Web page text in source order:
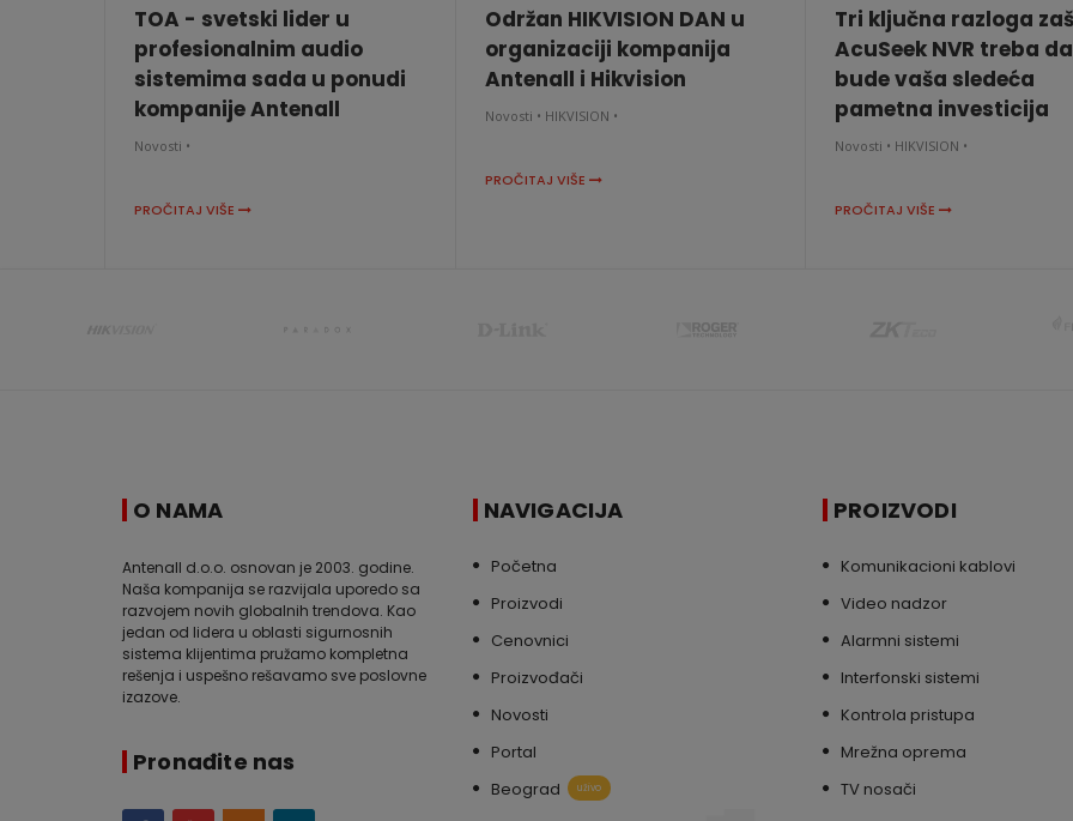
TOA - svetski lider u
profesionalnim audio
sistemima sada u ponudi
kompanije Antenall
Novosti •
PROČITAJ VIŠE
Održan HIKVISION DAN u
organizaciji kompanija
Antenall i Hikvision
Novosti • HIKVISION •
PROČITAJ VIŠE
Tri ključna razloga
AcuSeek NVR treba da
bude vaša sledeća
pametna investicija
Novosti • HIKVISION •
PROČITAJ VIŠE
O NAMA
Antenall d.o.o. osnovan je 2003. godine.
Naša kompanija se razvijala uporedo sa
razvojem novih globalnih trendova. Kao
jedan od lidera u oblasti sigurnosnih
sistema klijentima pružamo kompletna
rešenja i uspešno rešavamo sve poslovne
izazove.
Pronađite nas
NAVIGACIJA
Početna
Proizvodi
Cenovnici
Proizvođači
Novosti
Portal
Beograd
uživo
PROIZVODI
Komunikacioni kablovi
Video nadzor
Alarmni sistemi
Interfonski sistemi
Kontrola pristupa
Mrežna oprema
TV nosači